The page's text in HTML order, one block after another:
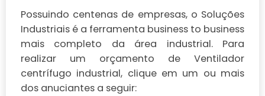
Possuindo centenas de empresas, o Soluções
Industriais é a ferramenta business to business
mais completo da área industrial. Para
realizar um orçamento de Ventilador
centrífugo industrial, clique em um ou mais
dos anuciantes a seguir: